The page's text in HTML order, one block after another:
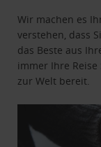
Wir machen es
verstehen, dass
das Beste aus
immer Ihre
zur Welt bereit.